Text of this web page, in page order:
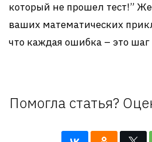
который не прошел тест!”
ваших математических
что каждая ошибка – это шаг
Помогла статья?